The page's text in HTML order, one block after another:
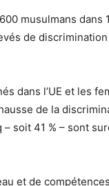
musulmans dans
de
dans l’UE et les
de la
soit 41 % – sont
et de